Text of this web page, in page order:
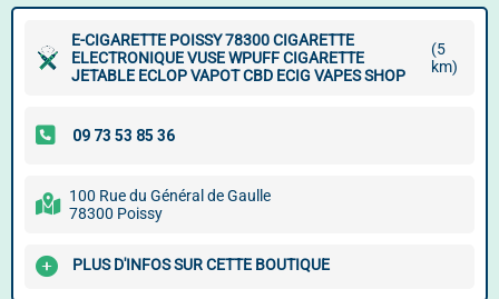
E-CIGARETTE POISSY 78300 CIGARETTE
ELECTRONIQUE VUSE WPUFF CIGARETTE
JETABLE ECLOP VAPOT CBD ECIG VAPES SHOP
(5
km)
100 Rue du Général de Gaulle
78300 Poissy
PLUS D'INFOS SUR CETTE BOUTIQUE